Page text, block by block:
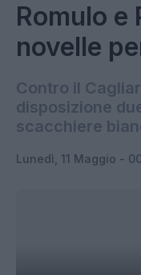
Romulo e
novelle
Contro il
disposizione
scacchiere
Lunedì, 11 Maggio -